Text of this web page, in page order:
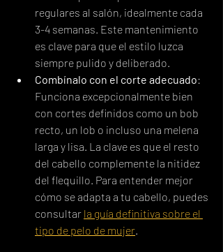
regulares al salón, idealmente cada
3-4 semanas. Este mantenimiento
es clave para que el estilo luzca
siempre pulido y deliberado.
Combínalo con el corte adecuado:
Funciona excepcionalmente bien
con cortes definidos como un bob
recto, un lob o incluso una melena
larga y lisa. La clave es que el resto
del cabello complemente la nitidez
del flequillo. Para entender mejor
cómo se adapta a tu cabello, puedes
consultar la guía definitiva sobre el
tipo de pelo de mujer.